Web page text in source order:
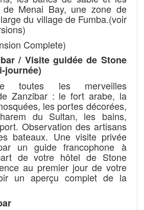
de Menai Bay, une zone de
du village de Fumba.(voir
Complete)
/ Visite guidée de Stone
journée)
toutes les merveilles
Zanzibar : le fort arabe, la
les portes décorées,
du Sultan, les bains,
Observation des artisans
bateaux. Une visite privée
un guide francophone à
de votre hôtel de Stone
au premier jour de votre
un aperçu complet de la